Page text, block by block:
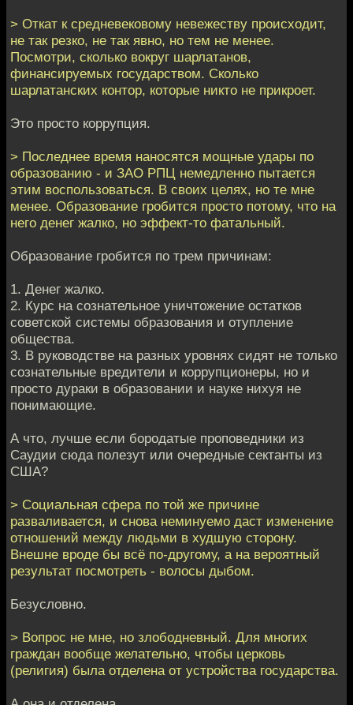
> Откат к средневековому невежеству происходит,
не так резко, не так явно, но тем не менее.
Посмотри, сколько вокруг шарлатанов,
финансируемых государством. Сколько
шарлатанских контор, которые никто не прикроет.
Это просто коррупция.
> Последнее время наносятся мощные удары по
образованию - и ЗАО РПЦ немедленно пытается
этим воспользоваться. В своих целях, но те мне
менее. Образование гробится просто потому, что на
него денег жалко, но эффект-то фатальный.
Образование гробится по трем причинам:
1. Денег жалко.
2. Курс на сознательное уничтожение остатков
советской системы образования и отупление
общества.
3. В руководстве на разных уровнях сидят не только
сознательные вредители и коррупционеры, но и
просто дураки в образовании и науке нихуя не
понимающие.
А что, лучше если бородатые проповедники из
Саудии сюда полезут или очередные сектанты из
США?
> Социальная сфера по той же причине
разваливается, и снова неминуемо даст изменение
отношений между людьми в худшую сторону.
Внешне вроде бы всё по-другому, а на вероятный
результат посмотреть - волосы дыбом.
Безусловно.
> Вопрос не мне, но злободневный. Для многих
граждан вообще желательно, чтобы церковь
(религия) была отделена от устройства государства.